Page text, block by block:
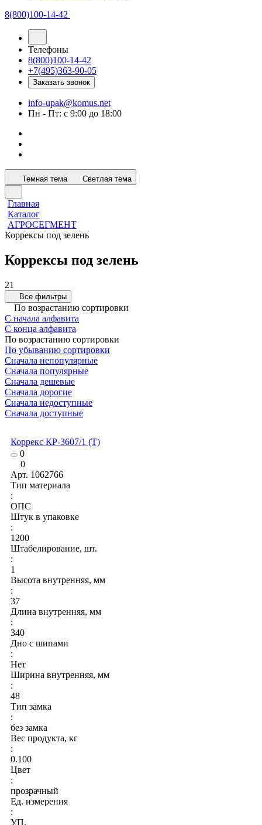
8(800)100-14-42
Телефоны
8(800)100-14-42
+7(495)363-90-05
Заказать звонок
info-upak@komus.net
Пн - Пт: с 9:00 до 18:00
Темная тема Светлая тема
Главная
Каталог
АГРОСЕГМЕНТ
Коррексы под зелень
Коррексы под зелень
21
Все фильтры
По возрастанию сортировки
С начала алфавита
С конца алфавита
По возрастанию сортировки
По убыванию сортировки
Сначала непопулярные
Сначала популярные
Сначала дешевые
Сначала дорогие
Сначала недоступные
Сначала доступные
Коррекс КР-3607/1 (Т)
0
0
Арт. 1062766
Тип материала
:
ОПС
Штук в упаковке
:
1200
Штабелирование, шт.
:
1
Высота внутренняя, мм
:
37
Длина внутренняя, мм
:
340
Дно с шипами
:
Нет
Ширина внутренняя, мм
:
48
Тип замка
:
без замка
Вес продукта, кг
:
0.100
Цвет
:
прозрачный
Ед. измерения
:
УП.